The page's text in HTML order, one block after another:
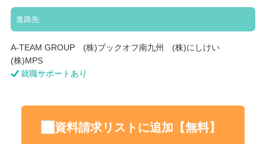
進路先
A-TEAM GROUP (株)ブックオフ南九州 (株)にしけい
(株)MPS
就職サポートあり
資料請求リストに追加【無料】